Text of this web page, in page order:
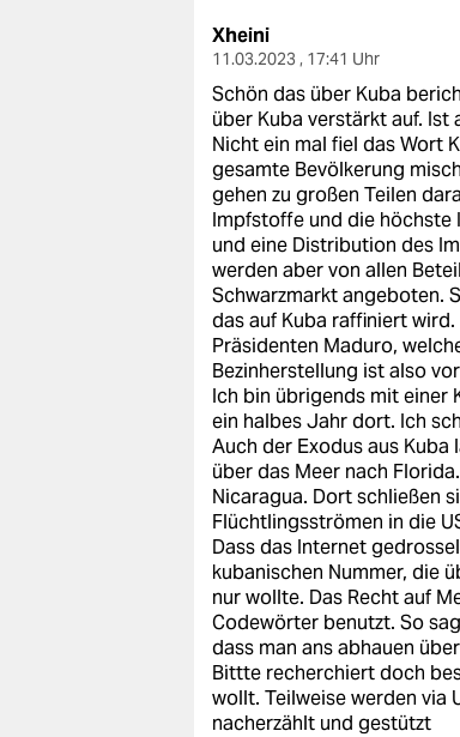
Xheini
11.03.2023 , 17:41 Uhr
Schön das über Kuba
über Kuba verstärkt auf. Ist
Nicht ein mal fiel das Wort
gesamte Bevölkerung
gehen zu großen Teilen
Impfstoffe und die
und eine Distribution des
werden aber von allen
Schwarzmarkt angeboten.
das auf Kuba raffiniert
Präsidenten Maduro,
Bezinherstellung ist also
Ich bin übrigends mit einer
ein halbes Jahr dort. Ich
Auch der Exodus aus
über das Meer nach
Nicaragua. Dort schließen
Flüchtlingsströmen in die
Dass das Internet
kubanischen Nummer, die
nur wollte. Das Recht auf
Codewörter benutzt. So
dass man ans abhauen
Bittte recherchiert doch
wollt. Teilweise werden via
nacherzählt und gestützt